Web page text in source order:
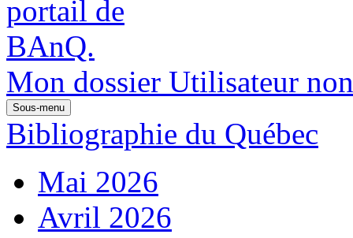
Mon dossier Utilisateur
Sous-menu
Bibliographie du Québec
Mai 2026
Avril 2026